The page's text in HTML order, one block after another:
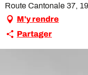
Route Cantonale 37,
M'y rendre
Partager